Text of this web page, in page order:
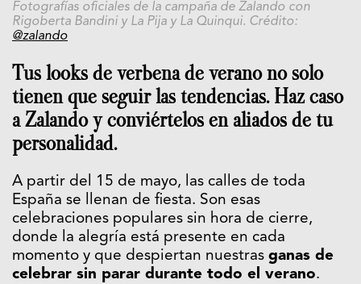
Fotografías oficiales de la campaña de Zalando con
Rigoberta Bandini y La Pija y La Quinqui. Crédito:
@zalando
Tus looks de verbena de verano no solo
tienen que seguir las tendencias. Haz caso
a Zalando y conviértelos en aliados de tu
personalidad.
A partir del 15 de mayo, las calles de toda
España se llenan de fiesta. Son esas
celebraciones populares sin hora de cierre,
donde la alegría está presente en cada
momento y que despiertan nuestras ganas de
celebrar sin parar durante todo el verano.